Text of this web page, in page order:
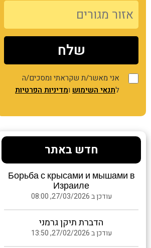
אני מאשר/ת שקראתי ומסכים/ה
לתנאי השימוש ומדיניות הפרטיות
חדש באתר
Борьба с крысами и мышами в
Израиле
עודכן ב 27/03/2026, 08:00
הדברת תיקן גרמני
עודכן ב 27/02/2026, 13:50